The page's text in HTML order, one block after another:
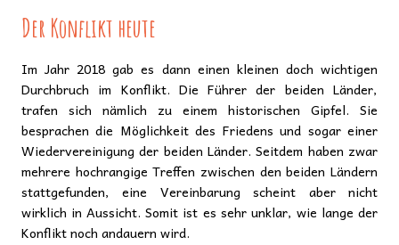
Der Konflikt heute
Im Jahr 2018 gab es dann einen kleinen doch wichtigen
Durchbruch im Konflikt. Die Führer der beiden Länder,
trafen sich nämlich zu einem historischen Gipfel. Sie
besprachen die Möglichkeit des Friedens und sogar einer
Wiedervereinigung der beiden Länder. Seitdem haben zwar
mehrere hochrangige Treffen zwischen den beiden Ländern
stattgefunden, eine Vereinbarung scheint aber nicht
wirklich in Aussicht. Somit ist es sehr unklar, wie lange der
Konflikt noch andauern wird.